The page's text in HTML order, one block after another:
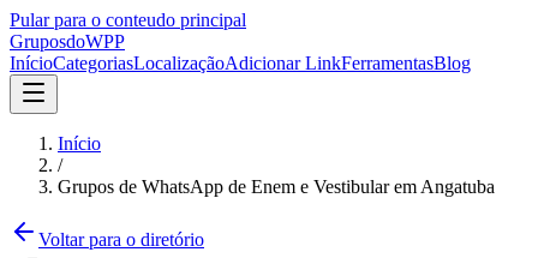
Pular para o conteudo principal
GruposdoWPP
InícioCategoriasLocalizaçãoAdicionar LinkFerramentasBlog
Início
/
Grupos de WhatsApp de Enem e Vestibular em Angatuba
Voltar para o diretório